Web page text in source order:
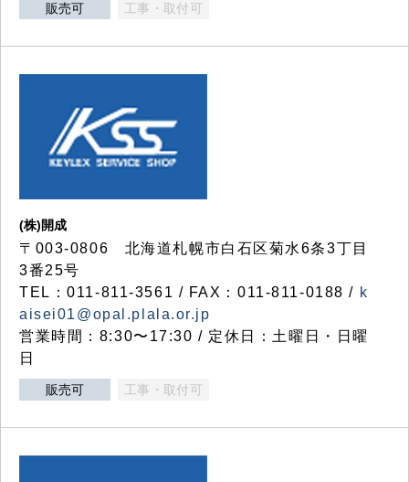
販売可 工事・取付可
(株)開成
〒003-0806 北海道札幌市白石区菊水6条3丁目
3番25号
TEL：011-811-3561 / FAX：011-811-0188 / k
aisei01@opal.plala.or.jp
営業時間：8:30〜17:30 / 定休日：土曜日・日曜
日
販売可 工事・取付可